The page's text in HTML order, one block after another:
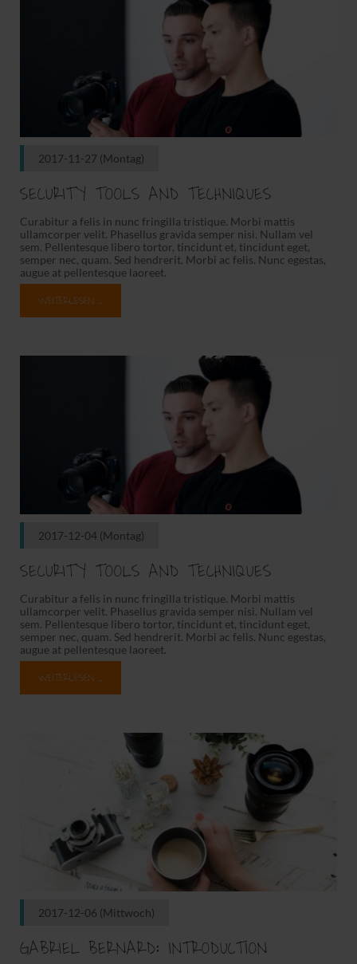
2017-11-27 (Montag)
SECURITY TOOLS AND TECHNIQUES
Curabitur a felis in nunc fringilla tristique. Morbi mattis
ullamcorper velit. Phasellus gravida semper nisi. Nullam vel
sem. Pellentesque libero tortor, tincidunt et, tincidunt eget,
semper nec, quam. Sed hendrerit. Morbi ac felis. Nunc egestas,
augue at pellentesque laoreet.
WEITERLESEN …
2017-12-04 (Montag)
SECURITY TOOLS AND TECHNIQUES
Curabitur a felis in nunc fringilla tristique. Morbi mattis
ullamcorper velit. Phasellus gravida semper nisi. Nullam vel
sem. Pellentesque libero tortor, tincidunt et, tincidunt eget,
semper nec, quam. Sed hendrerit. Morbi ac felis. Nunc egestas,
augue at pellentesque laoreet.
WEITERLESEN …
2017-12-06 (Mittwoch)
GABRIEL BERNARD: INTRODUCTION